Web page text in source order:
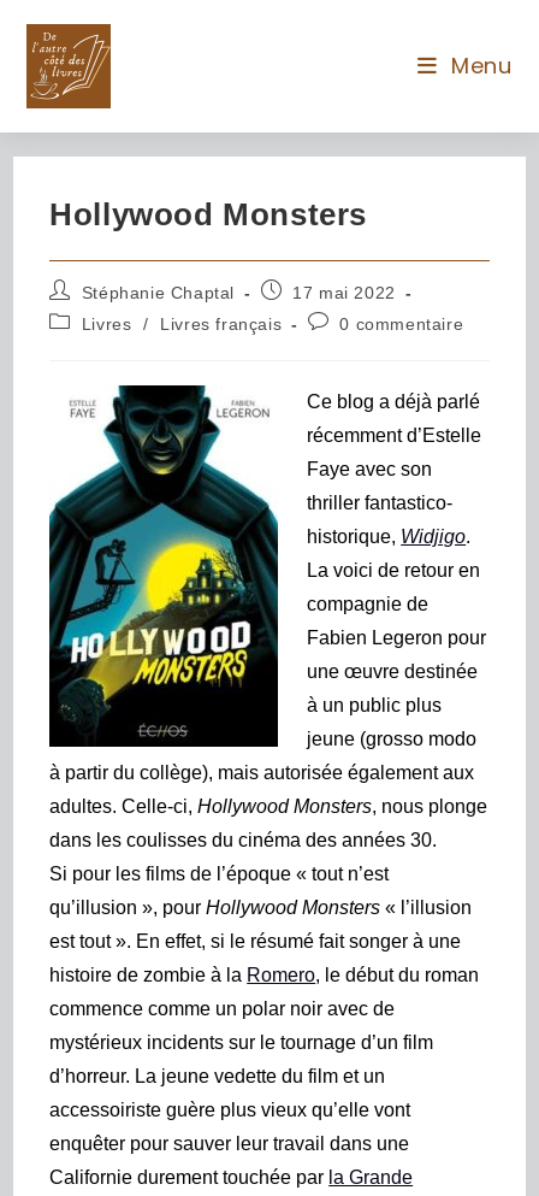
Menu
Hollywood Monsters
Stéphanie Chaptal
17 mai 2022
Livres
/ Livres français 0 commentaire
Ce blog a déjà parlé
récemment d’Estelle
Faye avec son
thriller fantastico-
historique, Widjigo.
La voici de retour en
compagnie de
Fabien Legeron pour
une œuvre destinée
à un public plus
jeune (grosso modo
à partir du collège), mais autorisée également aux
adultes. Celle-ci,Hollywood Monsters, nous plonge
dans les coulisses du cinéma des années 30.
Si pour les films de l’époque « tout n’est
qu’illusion », pourHollywood Monsters « l’illusion
est tout ». En effet, si le résuméfait songer à une
histoire de zombie à la Romero, le début du roman
commence comme un polar noir avec de
mystérieux incidents sur le tournage d’un film
d’horreur. La jeune vedette du film et un
accessoiriste guère plus vieux qu’elle vont
enquêter pour sauver leur travail dans une
Californie durement touchée par la Grande